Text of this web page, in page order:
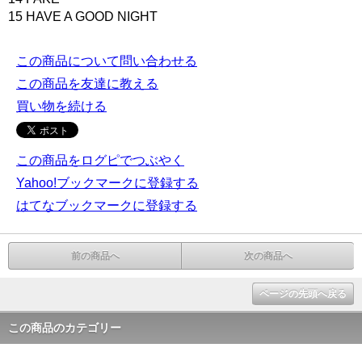
15 HAVE A GOOD NIGHT
この商品について問い合わせる
この商品を友達に教える
買い物を続ける
この商品をログピでつぶやく
Yahoo!ブックマークに登録する
はてなブックマークに登録する
前の商品へ 次の商品へ
ページの先頭へ戻る
この商品のカテゴリー